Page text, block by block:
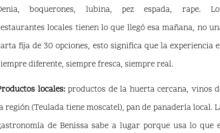
boquerones, lubina, pez espada, rape.
locales tienen lo que llegó esa mañana, no
fija de 30 opciones, esto significa que la experiencia
diferente, siempre fresca, siempre real.
locales:productos de la huerta cercana, vinos
región (Teulada tiene moscatel), pan de panadería local.
de Benissa sabe a lugar porque usa lo que